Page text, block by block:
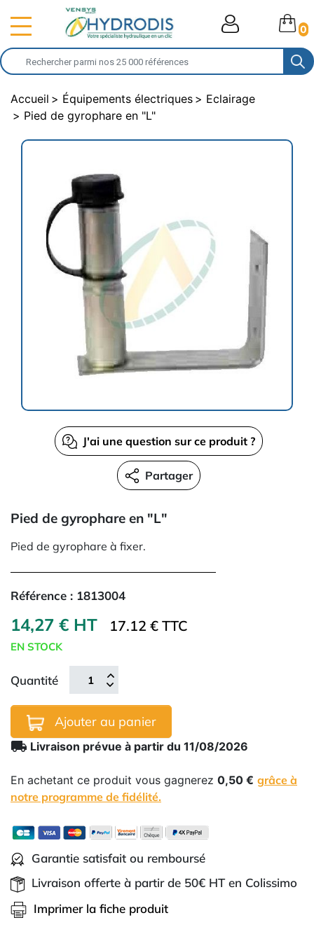
0
Accueil Équipements électriques
Eclairage
Pied de gyrophare en "L"
J'ai une question sur ce produit ?
Partager
Pied de gyrophare en "L"
Pied de gyrophare à fixer.
Référence : 1813004
14,27 € HT 17.12 € TTC
EN STOCK
Quantité
Ajouter au panier
local_shipping Livraison prévue à partir du 11/08/2026
En achetant ce produit vous gagnerez 0,50 € grâce à
notre programme de fidélité.
Garantie satisfait ou remboursé
Livraison offerte à partir de 50€ HT en Colissimo
Imprimer la fiche produit